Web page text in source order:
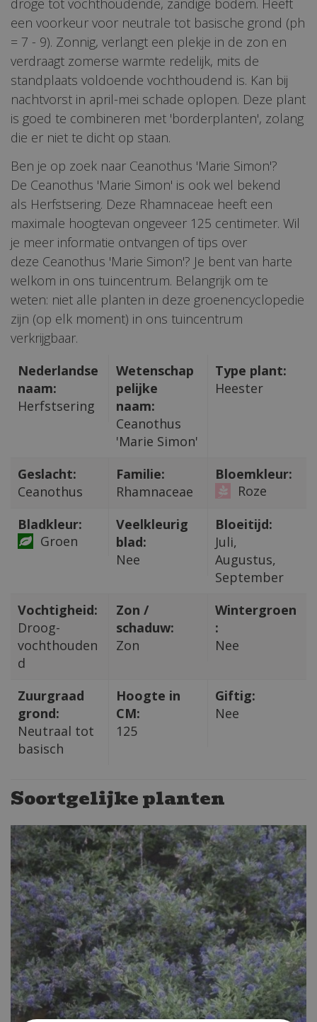
droge tot vochthoudende, zandige bodem. Heeft
een voorkeur voor neutrale tot basische grond (ph
= 7 - 9). Zonnig, verlangt een plekje in de zon en
verdraagt zomerse warmte redelijk, mits de
standplaats voldoende vochthoudend is. Kan bij
nachtvorst in april-mei schade oplopen. Deze plant
is goed te combineren met 'borderplanten', zolang
die er niet te dicht op staan.
Ben je op zoek naar Ceanothus 'Marie Simon'?
De Ceanothus 'Marie Simon' is ook wel bekend
als Herfstsering. Deze Rhamnaceae heeft een
maximale hoogtevan ongeveer 125 centimeter. Wil
je meer informatie ontvangen of tips over
deze Ceanothus 'Marie Simon'? Je bent van harte
welkom in ons tuincentrum. Belangrijk om te
weten: niet alle planten in deze groenencyclopedie
zijn (op elk moment) in ons tuincentrum
verkrijgbaar.
Nederlandse
naam:
Herfstsering
Wetenschap
pelijke
naam:
Ceanothus
'Marie Simon'
Type plant:
Heester
Geslacht:
Ceanothus
Familie:
Rhamnaceae
Bloemkleur:
Roze
Bladkleur:
Groen
Veelkleurig
blad:
Nee
Bloeitijd:
Juli,
Augustus,
September
Vochtigheid:
Droog-
vochthouden
d
Zon /
schaduw:
Zon
Wintergroen
:
Nee
Zuurgraad
grond:
Neutraal tot
basisch
Hoogte in
CM:
125
Giftig:
Nee
Soortgelijke planten